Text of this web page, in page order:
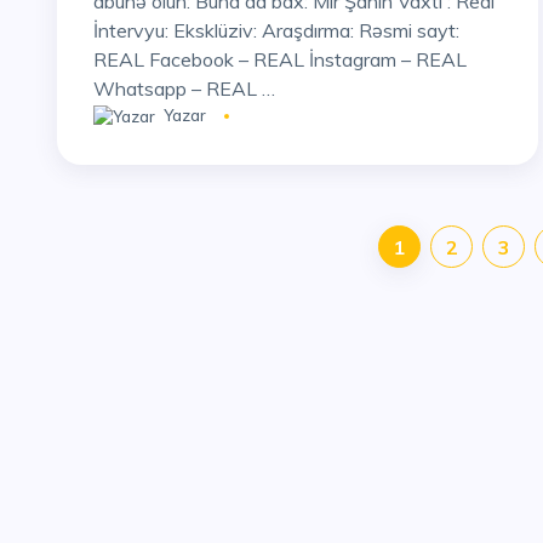
İntervyu: Eksklüziv: Araşdırma: Rəsmi sayt:
REAL Facebook – REAL İnstagram – REAL
Whatsapp – REAL …
Yazar
1 2 3